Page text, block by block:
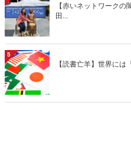
【赤いネットワーク
田...
5
【読書亡羊】世界には